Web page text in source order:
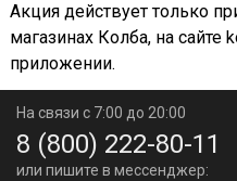
Акция действует только
магазинах Колба, на сайте
приложении.
На связи с 7:00 до 20:00
8 (800) 222-80-11
или пишите в мессенджер: